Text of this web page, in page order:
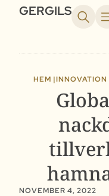
GERGILS
HEM |INNOVATION
NOVEMBER 4, 2022